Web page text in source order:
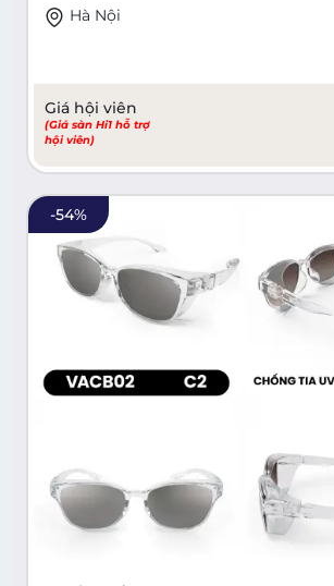
Hà Nội
Giá hội viên
(Giá sàn Hi1 hỗ trợ
hội viên)
-54%